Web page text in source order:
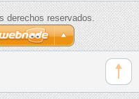
derechos reservados.